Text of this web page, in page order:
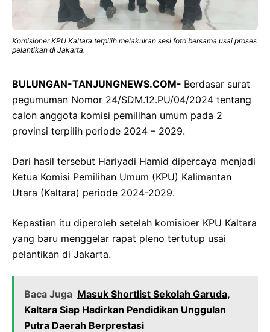
Komisioner KPU Kaltara terpilih melakukan sesi foto bersama usai proses
pelantikan di Jakarta.
BULUNGAN-TANJUNGNEWS.COM- Berdasar surat
pegumuman Nomor 24/SDM.12.PU/04/2024 tentang
calon anggota komisi pemilihan umum pada 2
provinsi terpilih periode 2024 – 2029.
Dari hasil tersebut Hariyadi Hamid dipercaya menjadi
Ketua Komisi Pemilihan Umum (KPU) Kalimantan
Utara (Kaltara) periode 2024-2029.
Kepastian itu diperoleh setelah komisioer KPU Kaltara
yang baru menggelar rapat pleno tertutup usai
pelantikan di Jakarta.
Baca Juga Masuk Shortlist Sekolah Garuda,
Kaltara Siap Hadirkan Pendidikan Unggulan
Putra Daerah Berprestasi